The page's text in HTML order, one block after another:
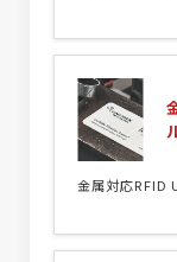
金属対応RFID